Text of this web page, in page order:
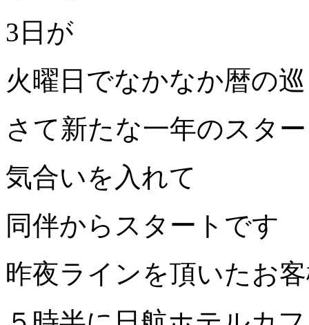
3 日が
火曜日でなかなか暦の
さて新たな一年のスタ
気合いを入れて
同伴からスタートです
昨夜ラインを頂いたお